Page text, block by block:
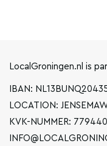
LocalGroningen.nl is
IBAN:
LOCATION:
KVK-NUMMER: